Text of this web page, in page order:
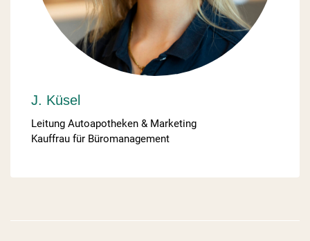
J. Küsel
Leitung Autoapotheken & Marketing
Kauffrau für Büromanagement